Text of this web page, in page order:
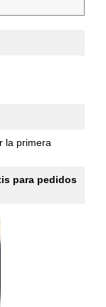
la primera
para pedidos